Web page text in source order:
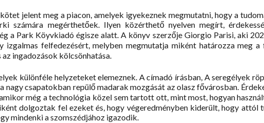
jelent meg a piacon, amelyek igyekeznek megmutatni, hogy a
számára megérthetőek. Ilyen közérthető nyelven megírt,
a Park Köyvkiadó égisze alatt. A könyv szerzője Giorgio Parisi, aki
felfedezésért, melyben megmutatja miként határozza meg a
ingadozások kölcsönhatása.
különféle helyzeteket elemeznek. A címadó írásban, A seregélyek
nagy csapatokban repülő madarak mozgását az olasz fővárosban.
még a technológia közel sem tartott ott, mint most, hogyan
dolgoztak fel ezeket és, hogy végeredményben kiderült, hogy attól
mindenki a szomszédjához igazodik.